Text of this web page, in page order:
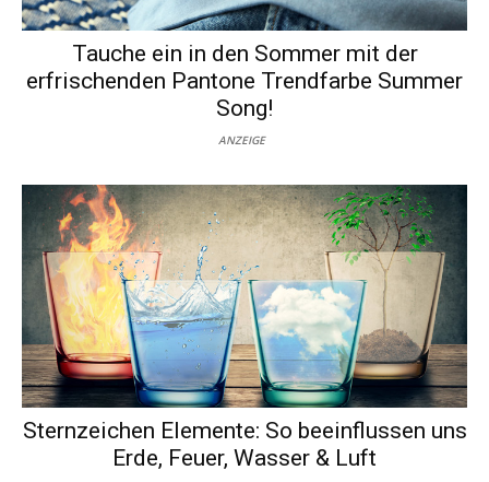
Tauche ein in den Sommer mit der
erfrischenden Pantone Trendfarbe Summer
Song!
ANZEIGE
Sternzeichen Elemente: So beeinflussen uns
Erde, Feuer, Wasser & Luft